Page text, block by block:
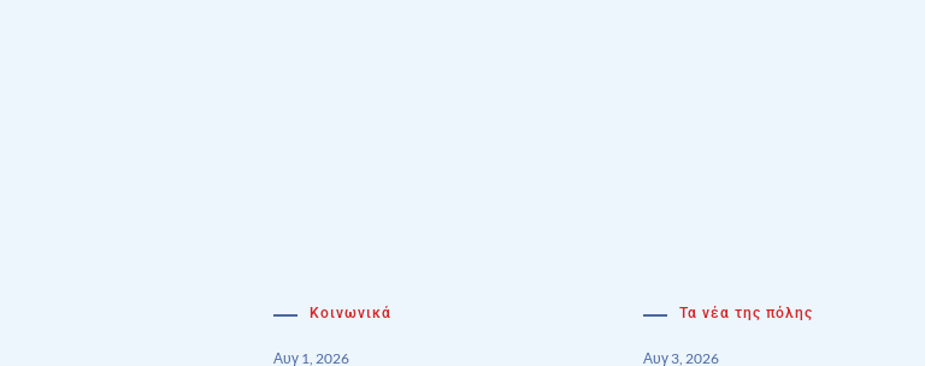
Κοινωνικά
Αυγ 1, 2026
Τα νέα της πόλης
Αυγ 3, 2026